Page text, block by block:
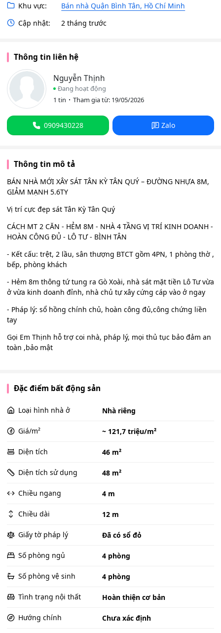
Khu vực:
Bán nhà Quận Bình Tân, Hồ Chí Minh
Cập nhật:
2 tháng trước
Thông tin liên hệ
Nguyễn Thịnh
Đang hoạt động
1 tin
Tham gia từ: 19/05/2026
0909430228 Zalo
Thông tin mô tả
BÁN NHÀ MỚI XÂY SÁT TÂN KỲ TÂN QUÝ – ĐƯỜNG NHỰA 8M,
GIẢM MẠNH 5.6TY
Vị trí cực đẹp sát Tân Kỳ Tân Quý
CÁCH MT 2 CĂN - HẺM 8M - NHÀ 4 TẦNG VỊ TRÍ KINH DOANH -
HOÀN CÔNG ĐỦ - LÔ TƯ - BÌNH TÂN
- Kết cấu: trệt, 2 lầu, sân thượng BTCT gồm 4PN, 1 phòng thờ ,
bếp, phòng khách
- Hẻm 8m thông tứ tung ra Gò Xoài, nhà sát mặt tiền Lô Tư vừa
ở vừa kinh doanh đỉnh, nhà chủ tự xây cứng cáp vào ở ngay
- Pháp lý: sổ hồng chính chủ, hoàn công đủ,công chứng liền
tay
Gọi Em Thịnh hỗ trợ coi nhà, pháp lý, mọi thủ tục bảo đảm an
toàn ,bảo mật
Đặc điểm bất động sản
Loại hình nhà ở Nhà riêng
Giá/m² ~ 121,7 triệu/m²
Diện tích 46 m²
Diện tích sử dụng 48 m²
Chiều ngang 4 m
Chiều dài 12 m
Giấy tờ pháp lý Đã có sổ đỏ
Số phòng ngủ 4 phòng
Số phòng vệ sinh 4 phòng
Tình trạng nội thất Hoàn thiện cơ bản
Hướng chính Chưa xác định